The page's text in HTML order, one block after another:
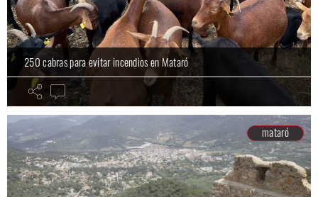
250 cabras para evitar incendios en Mataró
mataró